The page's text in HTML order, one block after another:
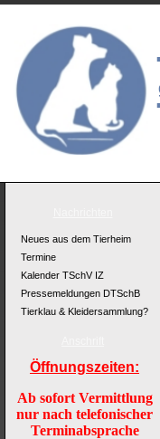
Neues aus dem Tierheim
Termine
Kalender TSchV IZ
Pressemeldungen DTSchB
Tierklau & Kleidersammlung?
Öffnungszeiten:
Ab sofort Vermittlung
nur nach telefonischer
Terminabsprache